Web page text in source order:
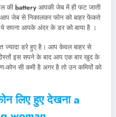
कीbattery आपकी जेब में ही फट जाती
आप जेब से निकालकर फोन को बाहर फेंकते
सपना आपके अंदर के डर को बाया है ।
ज्यादा डरे हुए है। आप केवल बाहर से
इस सपने के बाद आप एक बार खुद के
सी कमी है अगर है तो उन कमियों को
लिए हुए देखनाa